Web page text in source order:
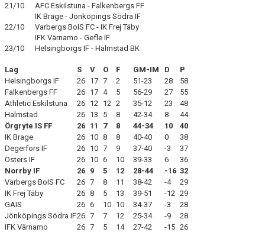
21/10 AFC Eskilstuna - Falkenbergs FF
IK Brage - Jönköpings Södra IF
22/10 Varbergs BoIS FC - IK Frej Täby
IFK Värnamo - Gefle IF
23/10 Helsingborgs IF - Halmstad BK
Lag S V O F GM-IM D
P
Helsingborgs IF
26 17 7 2 51-23 28
58
Falkenbergs FF
26 17 4 5 56-29 27
55
Athletic Eskilstuna
26 12 12 2 35-12 23
48
Halmstad
26 13 5 8 42-34 8
44
Örgryte IS FF
26 11 7 8 44-34 10
40
IK Brage
26 10 8 8 40-40 0
38
Degerfors IF
26 10 7 9 37-40 -3
37
Östers IF
26 10 6 10 39-33 6
36
Norrby IF
26 9 5 12 28-44 -16 32
Varbergs BoIS FC
26 7 8 11 38-42 -4
29
IK Frej Täby
26 8 5 13 39-51 -12 29
GAIS
26 6 10 10 34-37 -3
28
Jönköpings Södra IF26 7 7 12 25-34 -9
28
IFK Värnamo
26 7 5 14 27-42 -15 26